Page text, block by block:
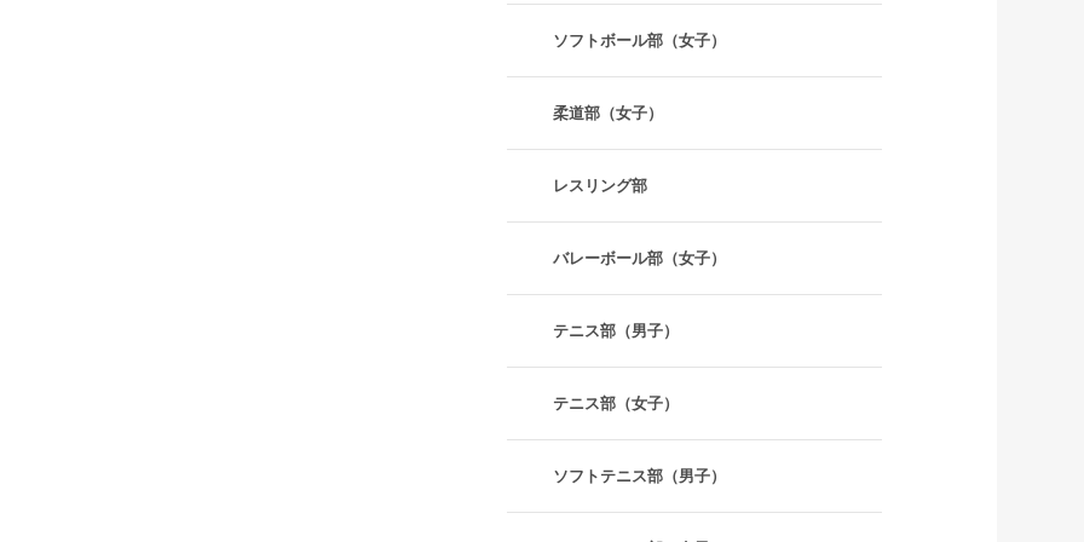
ソフトボール部（女子）
柔道部（女子）
レスリング部
バレーボール部（女子）
テニス部（男子）
テニス部（女子）
ソフトテニス部（男子）